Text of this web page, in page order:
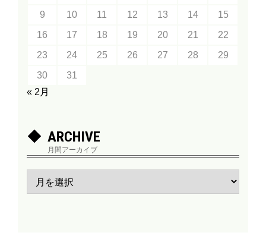
9
10 11 12 13 14
15
16
17 18 19 20 21
22
23
24 25 26 27 28
29
30
31
« 2月
ARCHIVE
月間アーカイブ